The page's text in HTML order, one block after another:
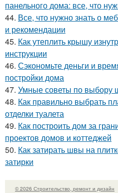
панельного дома: все, что
44. Все, что нужно знать о
и рекомендации
45. Как утеплить крышу
инструкции
46. Сэкономьте деньги и
постройки дома
47. Умные советы по выбору
48. Как правильно выбрать
отделки туалета
49. Как построить дом за
проектов домов и коттеджей
50. Как затирать швы на
затирки
© 2026 Строительство, ремонт и дизайн